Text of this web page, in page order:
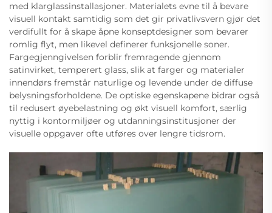
med klarglassinstallasjoner. Materialets evne til å bevare
visuell kontakt samtidig som det gir privatlivsvern gjør det
verdifullt for å skape åpne konseptdesigner som bevarer
romlig flyt, men likevel definerer funksjonelle soner.
Fargegjenngivelsen forblir fremragende gjennom
satinvirket, temperert glass, slik at farger og materialer
innendørs fremstår naturlige og levende under de diffuse
belysningsforholdene. De optiske egenskapene bidrar også
til redusert øyebelastning og økt visuell komfort, særlig
nyttig i kontormiljøer og utdanningsinstitusjoner der
visuelle oppgaver ofte utføres over lengre tidsrom.